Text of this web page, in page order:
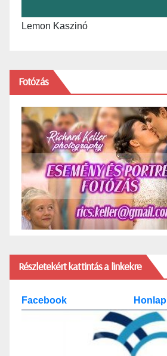
Lemon Kaszinó
Fotózás
Részletekért kattintás a linkekre
Facebook Honlap